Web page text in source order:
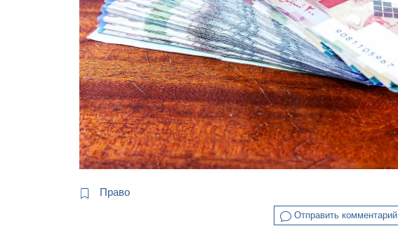
Право
Отправить комментарий